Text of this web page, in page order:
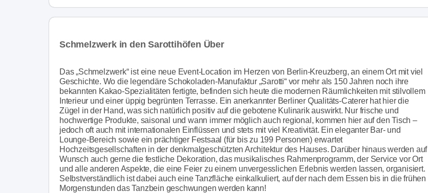
Schmelzwerk in den Sarottihöfen Über
Das „Schmelzwerk“ ist eine neue Event-Location im Herzen von Berlin-Kreuzberg, an einem Ort mit viel
Geschichte. Wo die legendäre Schokoladen-Manufaktur „Sarotti“ vor mehr als 150 Jahren noch ihre
bekannten Kakao-Spezialitäten fertigte, befinden sich heute die modernen Räumlichkeiten mit stilvollem
Interieur und einer üppig begrünten Terrasse. Ein anerkannter Berliner Qualitäts-Caterer hat hier die
Zügel in der Hand, was sich natürlich positiv auf die gebotene Kulinarik auswirkt. Nur frische und
hochwertige Produkte, saisonal und wann immer möglich auch regional, kommen hier auf den Tisch –
jedoch oft auch mit internationalen Einflüssen und stets mit viel Kreativität. Ein eleganter Bar- und
Lounge-Bereich sowie ein prächtiger Festsaal (für bis zu 199 Personen) erwartet
Hochzeitsgesellschaften in der denkmalgeschützten Architektur des Hauses. Darüber hinaus werden auf
Wunsch auch gerne die festliche Dekoration, das musikalisches Rahmenprogramm, der Service vor Ort
und alle anderen Aspekte, die eine Feier zu einem unvergesslichen Erlebnis werden lassen, organisiert.
Selbstverständlich ist dabei auch eine Tanzfläche einkalkuliert, auf der nach dem Essen bis in die frühen
Morgenstunden das Tanzbein geschwungen werden kann!